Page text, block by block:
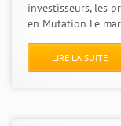
investisseurs, les
en Mutation Le
LIRE LA SUITE